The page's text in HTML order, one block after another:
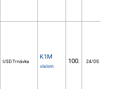
USD Trnávka
K1M
slalom
100. 24/DS